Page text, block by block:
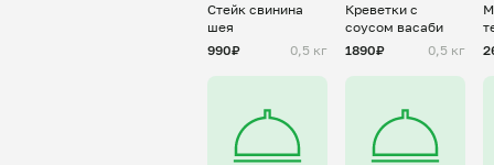
Стейк свинина
шея
990₽
0,5 кг
Креветки с
соусом васаби
1890₽
0,5 кг